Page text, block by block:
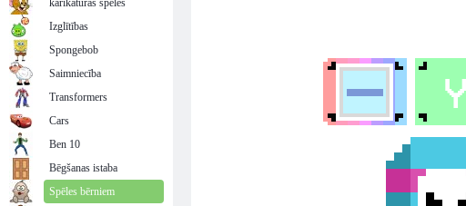
karikatūras spēles
Izglītības
Spongebob
Saimniecība
Transformers
Cars
Ben 10
Bēgšanas istaba
Spēles bērniem